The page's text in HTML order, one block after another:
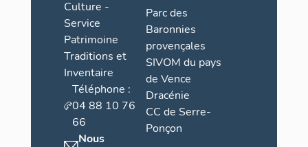
Culture -
Service
Patrimoine
Traditions et
Inventaire
Téléphone :
04 88 10 76
66
Nous
Parc des
Baronnies
provençales
SIVOM du pays
de Vence
Dracénie
CC de Serre-
Ponçon